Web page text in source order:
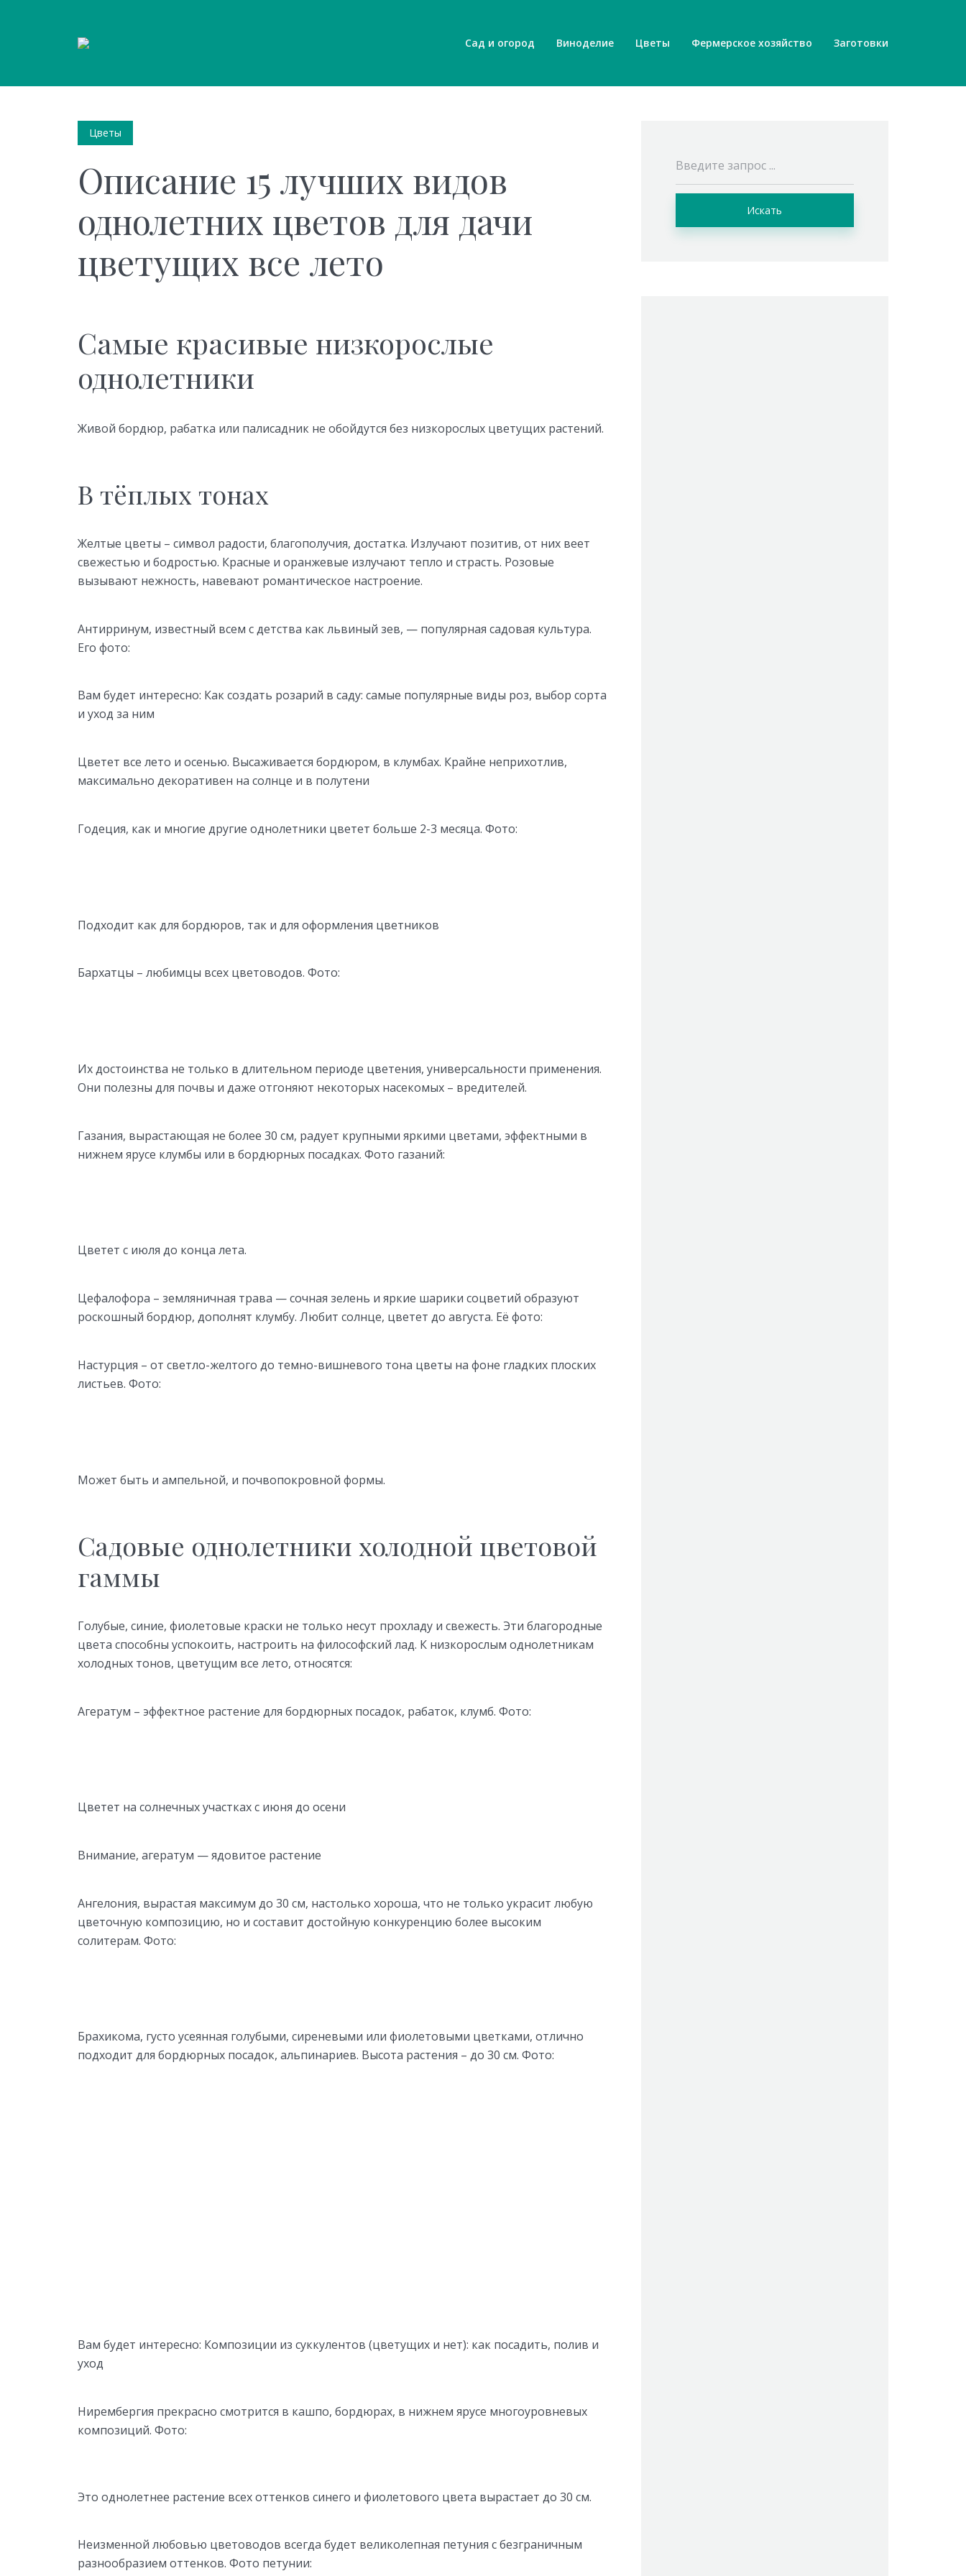
Сад и огород Виноделие Цветы Фермерское хозяйство Заготовки
Цветы
Описание 15 лучших видов
однолетних цветов для дачи
цветущих все лето
Самые красивые низкорослые
однолетники
Живой бордюр, рабатка или палисадник не обойдутся без низкорослых цветущих растений.
В тёплых тонах
Желтые цветы – символ радости, благополучия, достатка. Излучают позитив, от них веет
свежестью и бодростью. Красные и оранжевые излучают тепло и страсть. Розовые
вызывают нежность, навевают романтическое настроение.
Антирринум, известный всем с детства как львиный зев, — популярная садовая культура.
Его фото:
Вам будет интересно: Как создать розарий в саду: самые популярные виды роз, выбор сорта
и уход за ним
Цветет все лето и осенью. Высаживается бордюром, в клумбах. Крайне неприхотлив,
максимально декоративен на солнце и в полутени
Годеция, как и многие другие однолетники цветет больше 2-3 месяца. Фото:
Подходит как для бордюров, так и для оформления цветников
Бархатцы – любимцы всех цветоводов. Фото:
Их достоинства не только в длительном периоде цветения, универсальности применения.
Они полезны для почвы и даже отгоняют некоторых насекомых – вредителей.
Газания, вырастающая не более 30 см, радует крупными яркими цветами, эффектными в
нижнем ярусе клумбы или в бордюрных посадках. Фото газаний:
Цветет с июля до конца лета.
Цефалофора – земляничная трава — сочная зелень и яркие шарики соцветий образуют
роскошный бордюр, дополнят клумбу. Любит солнце, цветет до августа. Её фото:
Настурция – от светло-желтого до темно-вишневого тона цветы на фоне гладких плоских
листьев. Фото:
Может быть и ампельной, и почвопокровной формы.
Садовые однолетники холодной цветовой
гаммы
Голубые, синие, фиолетовые краски не только несут прохладу и свежесть. Эти благородные
цвета способны успокоить, настроить на философский лад. К низкорослым однолетникам
холодных тонов, цветущим все лето, относятся:
Агератум – эффектное растение для бордюрных посадок, рабаток, клумб. Фото:
Цветет на солнечных участках с июня до осени
Внимание, агератум — ядовитое растение
Ангелония, вырастая максимум до 30 см, настолько хороша, что не только украсит любую
цветочную композицию, но и составит достойную конкуренцию более высоким
солитерам. Фото:
Брахикома, густо усеянная голубыми, сиреневыми или фиолетовыми цветками, отлично
подходит для бордюрных посадок, альпинариев. Высота растения – до 30 см. Фото:
Вам будет интересно: Композиции из суккулентов (цветущих и нет): как посадить, полив и
уход
Нирембергия прекрасно смотрится в кашпо, бордюрах, в нижнем ярусе многоуровневых
композиций. Фото:
Это однолетнее растение всех оттенков синего и фиолетового цвета вырастает до 30 см.
Неизменной любовью цветоводов всегда будет великолепная петуния с безграничным
разнообразием оттенков. Фото петунии:
Искать